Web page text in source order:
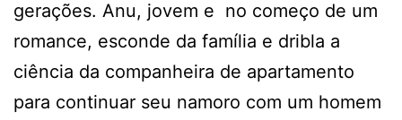
gerações. Anu, jovem e no começo de um
romance, esconde da família e dribla a
ciência da companheira de apartamento
para continuar seu namoro com um homem